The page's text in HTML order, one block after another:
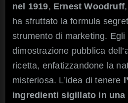
nel 1919, Ernest Woodruff
ha sfruttato la formula
strumento di marketing.
dimostrazione pubblica
ricetta, enfatizzandone la
misteriosa. L’idea di tenere
ingredienti sigillato in una